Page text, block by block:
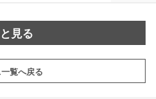
見る
覧へ戻る